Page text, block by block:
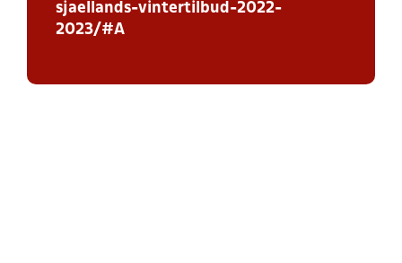
sjaellands-vintertilbud-2022-
2023/#A